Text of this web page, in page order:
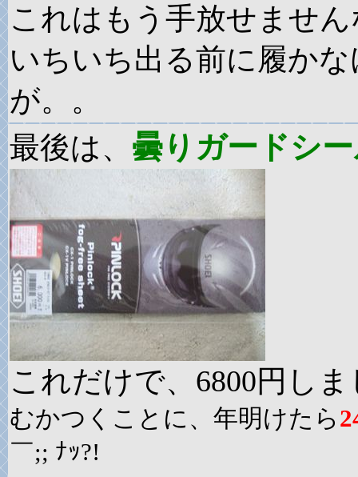
これはもう手放せませ
いちいち出る前に履か
が。。
最後は、 曇りガードシ
これだけで、6800円し
むかつくことに、年明けたら
￣;; ﾅｯ?!